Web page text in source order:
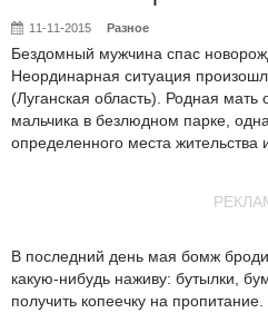
11-11-2015 Разное
Бездомный мужчина спас
Неординарная ситуация
(Луганская область). Родная мать
мальчика в безлюдном парке,
определенного места жительства
В последний день мая бомж
какую-нибудь наживу: бутылки,
получить копеечку на